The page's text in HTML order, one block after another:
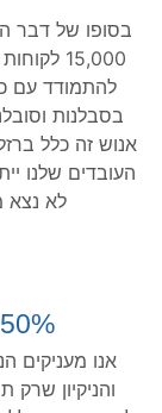
בסופו של דבר
להתמודד עם
בסבלנות
אנוש זה כלל
העובדים שלנו
לא נצא
50% הנחה על כל השירותים
והניקיון